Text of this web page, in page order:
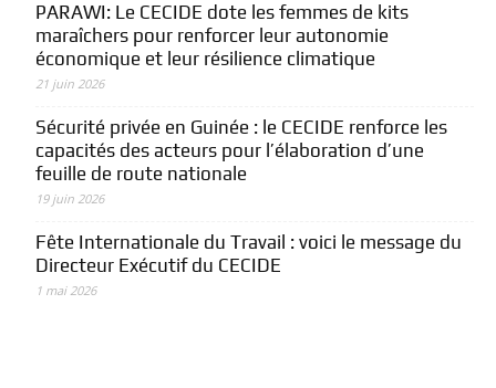
PARAWI: Le CECIDE dote les femmes de kits
maraîchers pour renforcer leur autonomie
économique et leur résilience climatique
21 juin 2026
Sécurité privée en Guinée : le CECIDE renforce les
capacités des acteurs pour l’élaboration d’une
feuille de route nationale
19 juin 2026
Fête Internationale du Travail : voici le message du
Directeur Exécutif du CECIDE
1 mai 2026